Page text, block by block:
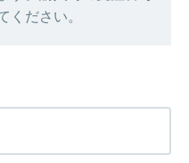
ください。